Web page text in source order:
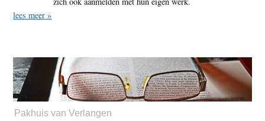
lees meer »
Pakhuis van Verlangen